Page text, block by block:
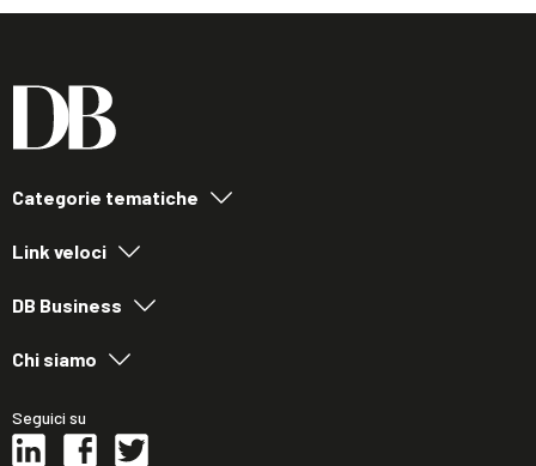
Categorie tematiche
Link veloci
DB Business
Chi siamo
Seguici su